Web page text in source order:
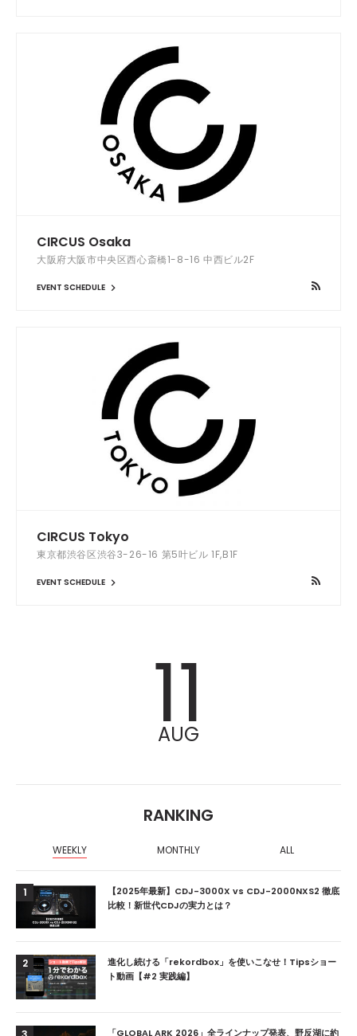
CIRCUS Osaka
大阪府大阪市中央区西心斎橋1-8-16 中西ビル2F
EVENT SCHEDULE
CIRCUS Tokyo
東京都渋谷区渋谷3-26-16 第5叶ビル 1F,B1F
EVENT SCHEDULE
11
AUG
RANKING
WEEKLY MONTHLY ALL
1
【2025年最新】CDJ-3000X vs CDJ-2000NXS2 徹底
比較！新世代CDJの実力とは？
2
進化し続ける「rekordbox」を使いこなせ！Tipsショー
ト動画【#2 実践編】
「GLOBAL ARK 2026」全ラインナップ発表、野反湖に約